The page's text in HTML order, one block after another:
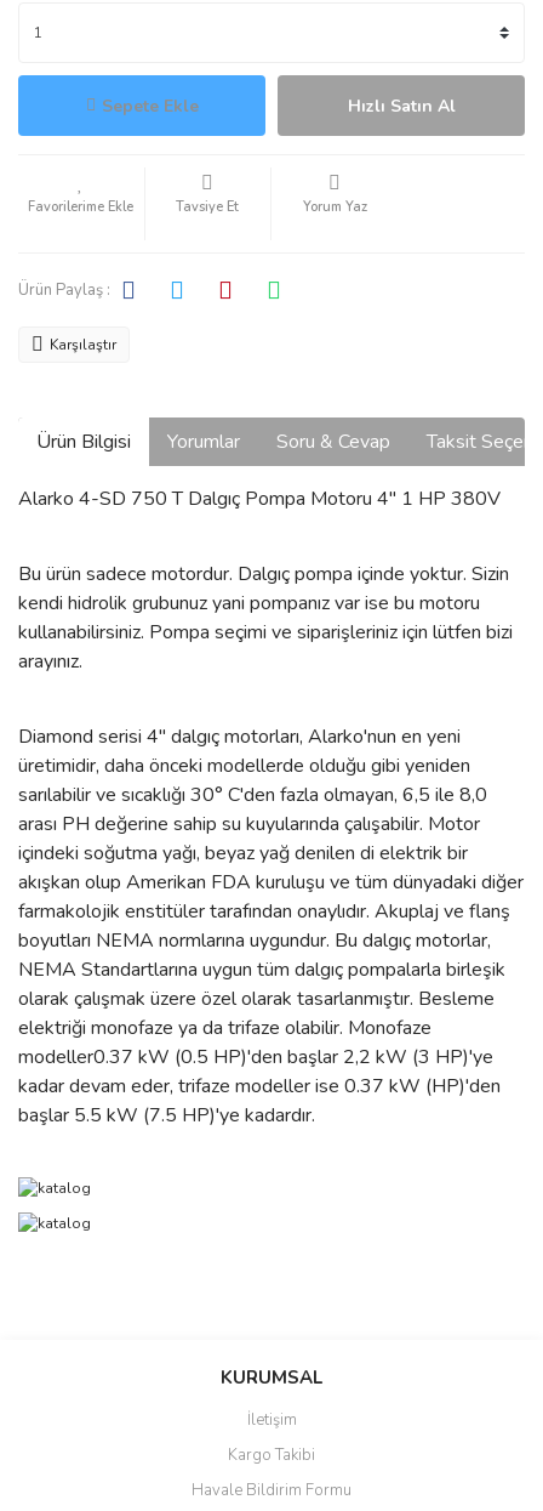
Sepete Ekle Hızlı Satın Al
Tavsiye Et Yorum Yaz
Ürün Paylaş :
Karşılaştır
Ürün Bilgisi Yorumlar Soru & Cevap Taksit
Alarko 4-SD 750 T Dalgıç Pompa Motoru 4'' 1 HP 380V
Bu ürün sadece motordur. Dalgıç pompa içinde yoktur. Sizin
kendi hidrolik grubunuz yani pompanız var ise bu motoru
kullanabilirsiniz. Pompa seçimi ve siparişleriniz için lütfen bizi
arayınız.
Diamond serisi 4" dalgıç motorları, Alarko'nun en yeni
üretimidir, daha önceki modellerde olduğu gibi yeniden
sarılabilir ve sıcaklığı 30° C'den fazla olmayan, 6,5 ile 8,0
arası PH değerine sahip su kuyularında çalışabilir. Motor
içindeki soğutma yağı, beyaz yağ denilen di elektrik bir
akışkan olup Amerikan FDA kuruluşu ve tüm dünyadaki diğer
farmakolojik enstitüler tarafından onaylıdır. Akuplaj ve flanş
boyutları NEMA normlarına uygundur. Bu dalgıç motorlar,
NEMA Standartlarına uygun tüm dalgıç pompalarla birleşik
olarak çalışmak üzere özel olarak tasarlanmıştır. Besleme
elektriği monofaze ya da trifaze olabilir. Monofaze
modeller0.37 kW (0.5 HP)'den başlar 2,2 kW (3 HP)'ye
kadar devam eder, trifaze modeller ise 0.37 kW (HP)'den
başlar 5.5 kW (7.5 HP)'ye kadardır.
Bu ürüne ilk yorumu siz yapın!
Ürün hakkında henüz soru sorulmamış.
Ürün resmi kalitesiz, bozuk veya görüntülenemiyor.
Ürün açıklamasında eksik bilgiler bulunuyor.
KURUMSAL
İletişim
Kargo Takibi
Havale Bildirim Formu